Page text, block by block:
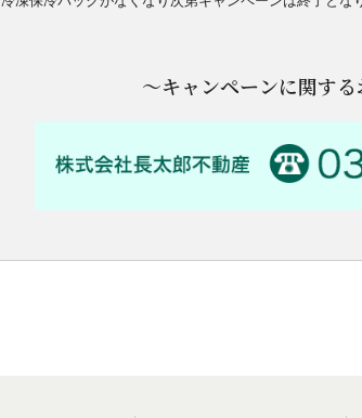
～キャンペーンに関す